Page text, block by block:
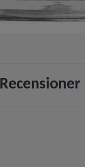
Recensioner